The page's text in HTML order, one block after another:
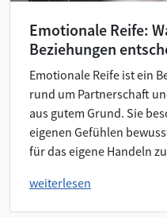
Emotionale Reife:
Beziehungen
Emotionale Reife ist ein
rund um Partnerschaft
aus gutem Grund. Sie
eigenen Gefühlen
für das eigene Handeln
weiterlesen